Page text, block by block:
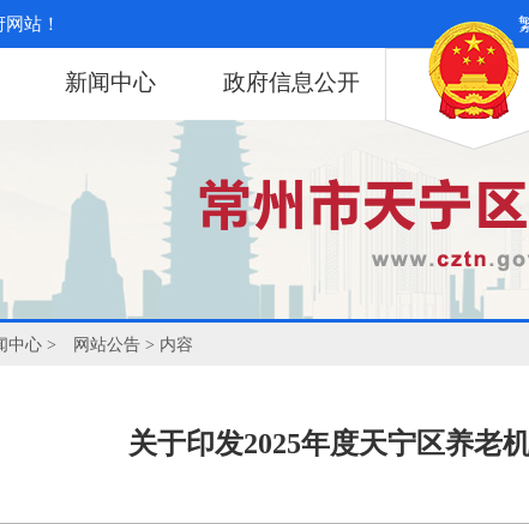
站！
新闻中心 政府信息公开
中心 > 网站公告 > 内容
关于印发2025年度天宁区养老